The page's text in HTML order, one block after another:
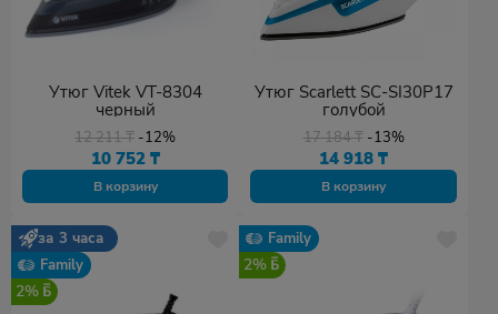
Утюг Vitek VT-8304
черный
12 211₸ -12%
10 752 ₸
В корзину
Утюг Scarlett SC-SI30P17
голубой
17 184₸ -13%
14 918₸
В корзину
за 3 часа
Family
2%
Family
2%